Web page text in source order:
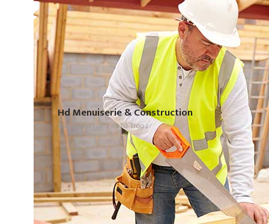
Hd Menuiserie & Construction
Rue Grand'rue 1, 4870 Trooz